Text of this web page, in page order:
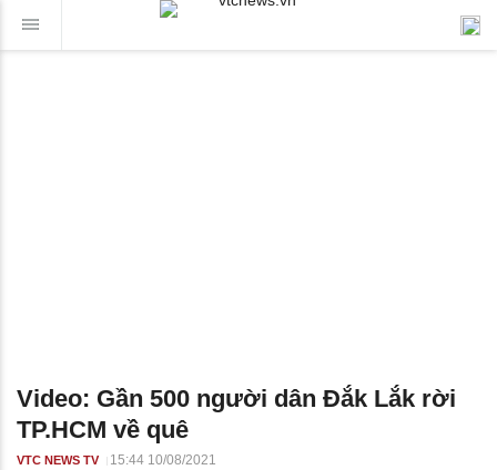
Video: Gần 500 người dân Đắk Lắk rời
TP.HCM về quê
VTC NEWS TV 15:44 10/08/2021